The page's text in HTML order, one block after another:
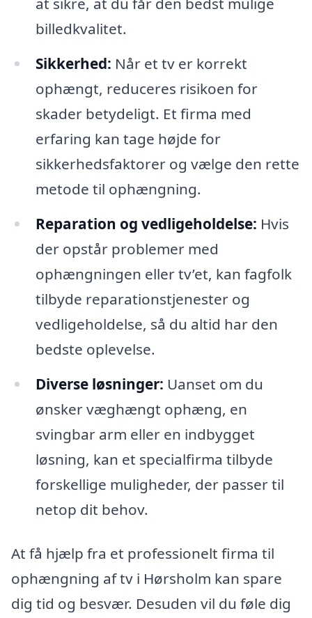
billedkvalitet.
Sikkerhed: Når et tv er korrekt
ophængt, reduceres risikoen for
skader betydeligt. Et firma med
erfaring kan tage højde for
sikkerhedsfaktorer og vælge den rette
metode til ophængning.
Reparation og vedligeholdelse: Hvis
der opstår problemer med
ophængningen eller tv’et, kan fagfolk
tilbyde reparationstjenester og
vedligeholdelse, så du altid har den
bedste oplevelse.
Diverse løsninger: Uanset om du
ønsker væghængt ophæng, en
svingbar arm eller en indbygget
løsning, kan et specialfirma tilbyde
forskellige muligheder, der passer til
netop dit behov.
At få hjælp fra et professionelt firma til
ophængning af tv i Hørsholm kan spare
dig tid og besvær. Desuden vil du føle dig